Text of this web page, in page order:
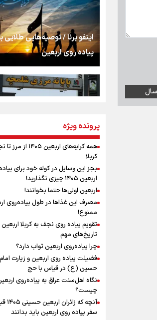
را شکست؛ «آهای
تهران رفتند»
سه حسرتی که به
مومنِ مقتدرِ مظلوم
رابطه کارگر و کارفرما در
اندیشه رهبر شهید:
به زوجیت
اقتدار علمی و
ماندگار شد
اینفو برنا / توصیه‌هایی طلایی
پیاده روی اربعین
اینفو برنا / جدول کامل فاصله
شلمچه تا شهرهای زیارتی عراق
اینفو برنا/ میزان مالیات بر ارزش
افزوده چقدر است؟
اینفوبرنا/ سقف معافیت مالیاتی
حقوق کارکنان دولت و
پرونده ویژه
همه کرایه‌های اربعین ۱۴۰۵
کربلا
بجز این وسایل در کوله خود برای
اربعین ۱۴۰۵ چیزی نگذارید!
اربعین اولی‌ها حتما بخوانند!
مصرف این غذاها در طول پیاده‌روی
ممنوع!
تاریخ‌های مهم
چرا پیاده‌روی اربعین ثواب دارد؟
فضیلت پیاده روی اربعین و زیارت امام
حسین (ع) در قیاس با حج
نگاه اهل‌سنت عراق به پیاده‌روی
چیست؟
آنچه که
سفر پیاده روی اربعین باید بدانند